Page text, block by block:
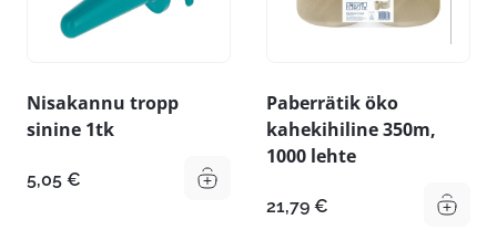
Nisakannu tropp
sinine 1tk
5,05 €
Paberrätik öko
kahekihiline 350m,
1000 lehte
21,79 €